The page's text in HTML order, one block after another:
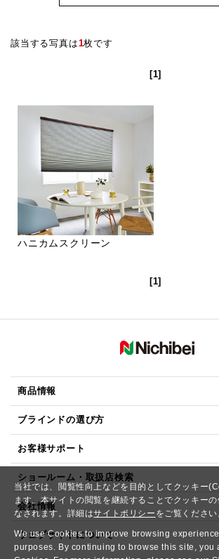
当社では、閲覧性向上などを目的としてクッキー
ます。本サイトの閲覧を継続することでクッキー
なされます。詳細はサイトポリシー をご覧ください
We use Cookies to improve browsing
purposes. By continuing to browse this site, you
該当する写真は1枚です
[1]
ハニカムスクリーン
[1]
商品情報
ブラインドの選び方
お客様サポート
ショールーム・取扱店検索
会社情報
ウェブサイトについて